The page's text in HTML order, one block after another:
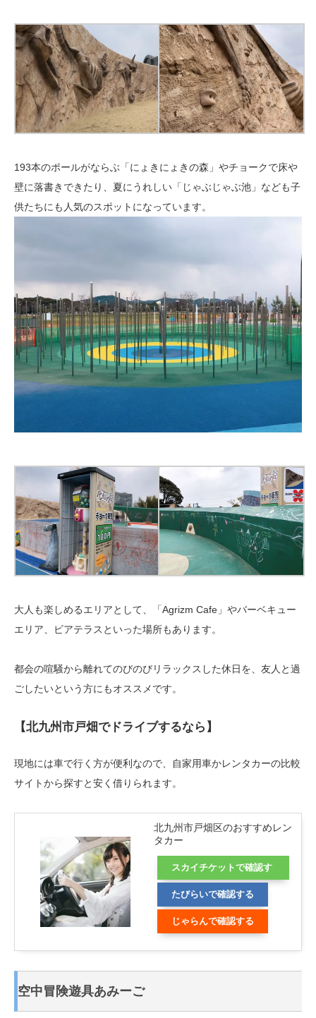
193本のポールがならぶ「にょきにょきの森」やチョークで床や
壁に落書きできたり、夏にうれしい「じゃぶじゃぶ池」なども子
供たちにも人気のスポットになっています。
大人も楽しめるエリアとして、「Agrizm Cafe」やバーベキュー
エリア、ビアテラスといった場所もあります。
都会の喧騒から離れてのびのびリラックスした休日を、友人と過
ごしたいという方にもオススメです。
【北九州市戸畑でドライブするなら】
現地には車で行く方が便利なので、自家用車かレンタカーの比較
サイトから探すと安く借りられます。
北九州市戸畑区のおすすめレン
タカー
スカイチケットで確認す
る
たびらいで確認する
じゃらんで確認する
空中冒険遊具あみーご